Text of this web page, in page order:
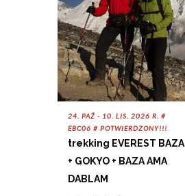
24. PAŹ - 10. LIS. 2026 R. #
EBC06 # POTWIERDZONY!!!
trekking EVEREST BAZA
+ GOKYO + BAZA AMA
DABLAM